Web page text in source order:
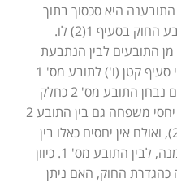
היא סכסוך בתוך
המשפחה. מיהו "בן משפחה" קובע החוק בסעיף 1(2) לו.
התובעים לבין הנתבעת
מס' 1 הם של "בני משפחה", לפי סעיף קטן (ו') לתובע מס' 1
וסעיף קטן (ג') לתובעת מס' 2. אם נבחן התובע מס' 2 כחלק
מעזבונו של אביו, הרי מתקיימים יחסי משפחה גם בין התובע 2
לבין הנתבעת מס' 2, מכח ס"ק (2), ואולם אין יחסים כאלו בין
הנתבעת מס' 2 – בתה של האלמנה, לבין התובע מס' 1. כיוון
החוק, האם ניתן